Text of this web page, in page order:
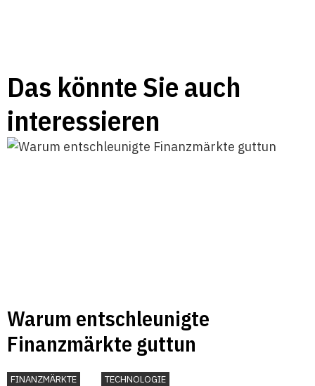
Das könnte Sie auch
interessieren
Warum entschleunigte
Finanzmärkte guttun
FINANZMÄRKTE TECHNOLOGIE